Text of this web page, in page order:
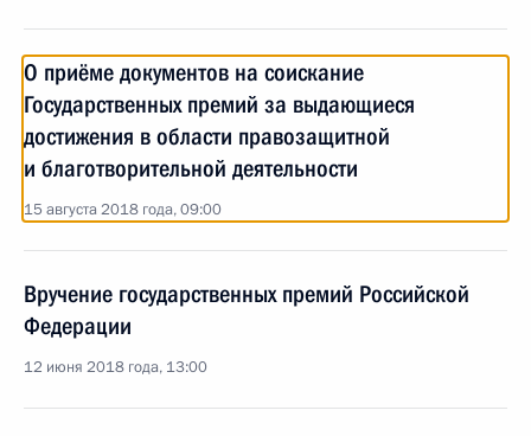
О приёме документов на соискание
Государственных премий за выдающиеся
достижения в области правозащитной
и благотворительной деятельности
15 августа 2018 года, 09:00
Вручение государственных премий Российской
Федерации
12 июня 2018 года, 13:00